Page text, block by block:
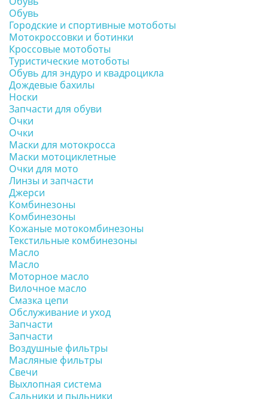
Обувь
Городские и спортивные мотоботы
Мотокроссовки и ботинки
Кроссовые мотоботы
Туристические мотоботы
Обувь для эндуро и квадроцикла
Дождевые бахилы
Носки
Запчасти для обуви
Очки
Очки
Маски для мотокросса
Маски мотоциклетные
Очки для мото
Линзы и запчасти
Джерси
Комбинезоны
Комбинезоны
Кожаные мотокомбинезоны
Текстильные комбинезоны
Масло
Масло
Моторное масло
Вилочное масло
Смазка цепи
Обслуживание и уход
Запчасти
Запчасти
Воздушные фильтры
Масляные фильтры
Свечи
Выхлопная система
Сальники и пыльники